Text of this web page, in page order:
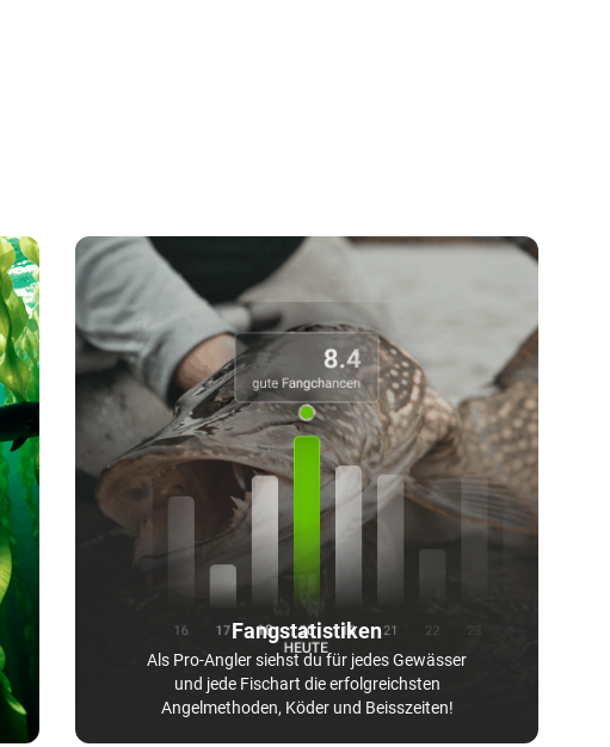
Fangstatistiken
Als Pro-Angler siehst du für jedes Gewässer
und jede Fischart die erfolgreichsten
Angelmethoden, Köder und Beisszeiten!